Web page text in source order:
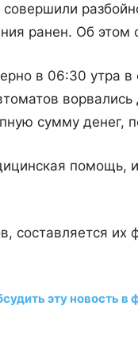
ранен. Об
в 06:30 утра в
сумму денег,
помощь,
составляется
эту новость в